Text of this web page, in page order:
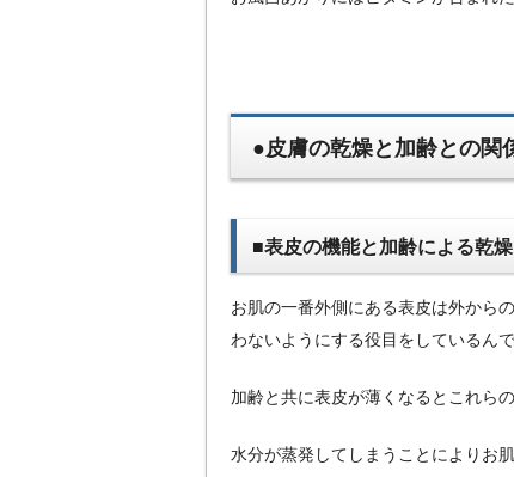
●皮膚の乾燥と加齢との関
■表皮の機能と加齢による乾燥
お肌の一番外側にある表皮は外から
わないようにする役目をしているんで
加齢と共に表皮が薄くなるとこれら
水分が蒸発してしまうことによりお